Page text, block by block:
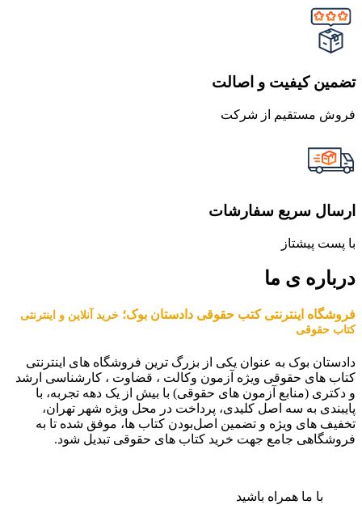
تضمین کیفیت و اصالت
فروش مستقیم از شرکت
ارسال سریع سفارشات
با پست پیشتاز
درباره ی ما
فروشگاه اینترنتی کتب حقوقی دادستان بوک؛ خرید آنلاین و اینترنتی
کتاب حقوقی
دادستان بوک به عنوان یکی از بزرگ ترین فروشگاه های اینترنتی
کتاب های حقوقی ویژه آزمون وکالت ، قضاوت ، کارشناسی ارشد
و دکتری (منابع آزمون های حقوقی) با بیش از یک دهه تجربه، با
پایبندی به سه اصل کلیدی، پرداخت در محل ویژه شهر تهران،
تخفیف های ویژه و تضمین اصل‌بودن کتاب ها، موفق شده تا به
فروشگاهی جامع جهت خرید کتاب های حقوقی تبدیل شود.
با ما همراه باشید